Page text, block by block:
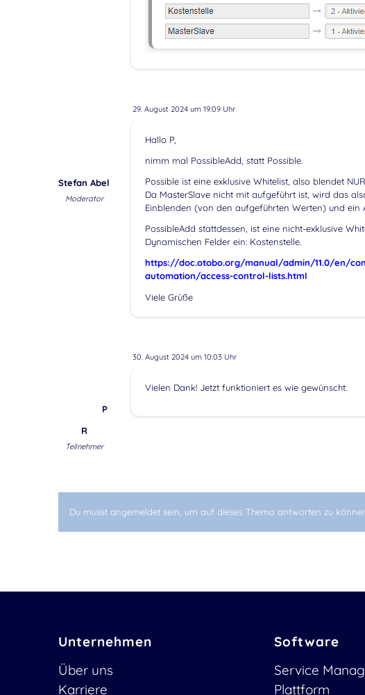
29. August 2024 um 19:09 Uhr
Stefan Abel
Moderator
Hallo P,
nimm mal PossibleAdd, statt Possible.
Possible ist eine exklusive Whitelist, also blendet
Da MasterSlave nicht mit aufgeführt ist, wird das
Einblenden (von den aufgeführten Werten) und
PossibleAdd stattdessen, ist eine nicht-exklusive
Dynamischen Felder ein: Kostenstelle.
https://doc.otobo.org/manual/admin/11.0/en/
automation/access-control-lists.html
Viele Grüße
30. August 2024 um 10:03 Uhr
P
R
Teilnehmer
Vielen Dank! Jetzt funktioniert es wie gewünscht.
Du musst angemeldet sein, um auf dieses Thema antworten zu
Unternehmen
Über uns
Karriere
Software
Service
Plattform